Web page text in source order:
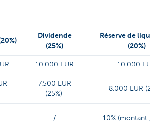
Dividende
(25%)
Réserve de
(20%)
10.000 EUR 10.000
7.500 EUR
(25%)
8.000 EUR
/ 10% (montant